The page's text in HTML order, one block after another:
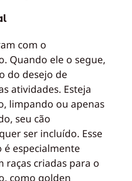
com o
Quando ele o segue,
do desejo de
atividades. Esteja
limpando ou apenas
seu cão
ser incluído. Esse
especialmente
raças criadas para o
como golden